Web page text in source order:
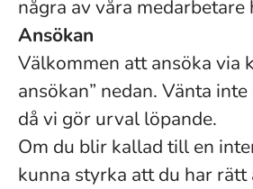
några av våra medarbetare
Ansökan
Välkommen att ansöka via
ansökan” nedan. Vänta
då vi gör urval löpande.
Om du blir kallad till en
kunna styrka att du har rätt